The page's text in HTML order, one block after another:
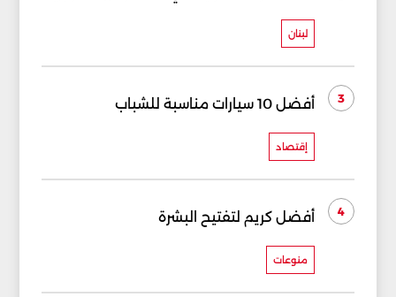
لبنان
3 أفضل 10 سيارات مناسبة للشباب
إقتصاد
4 أفضل كريم لتفتيح البشرة
منوعات